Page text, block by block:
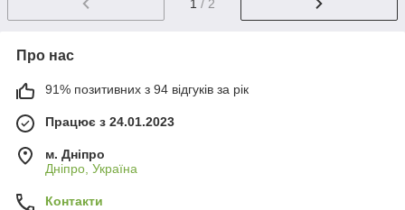
1 / 2
Про нас
91% позитивних з 94 відгуків за рік
Працює з 24.01.2023
м. Дніпро
Дніпро, Україна
Контакти